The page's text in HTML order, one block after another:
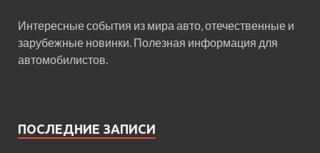
Интересные события из мира авто, отечественные и
зарубежные новинки. Полезная информация для
автомобилистов.
ПОСЛЕДНИЕ ЗАПИСИ